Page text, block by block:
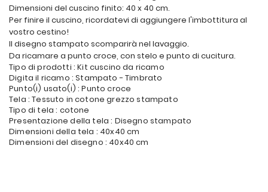
Dimensioni del cuscino finito: 40 x 40 cm.
Per finire il cuscino, ricordatevi di aggiungere l'imbottitura al
vostro cestino!
Il disegno stampato scomparirà nel lavaggio.
Da ricamare a punto croce, con stelo e punto di cucitura.
Tipo di prodotti : Kit cuscino da ricamo
Digita il ricamo : Stampato - Timbrato
Punto(i) usato(i) : Punto croce
Tela : Tessuto in cotone grezzo stampato
Tipo di tela : cotone
Presentazione della tela : Disegno stampato
Dimensioni della tela : 40x40 cm
Dimensioni del disegno : 40x40 cm